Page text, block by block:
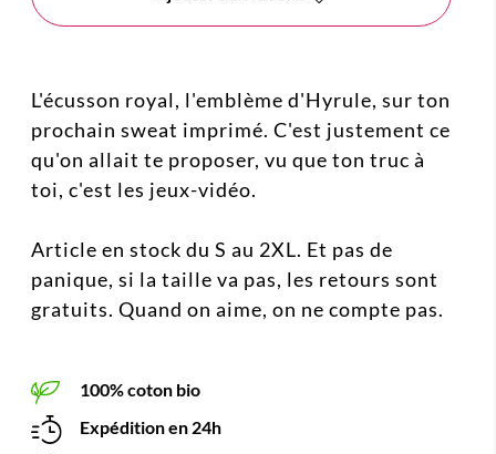
L'écusson royal, l'emblème d'Hyrule, sur ton
prochain sweat imprimé. C'est justement ce
qu'on allait te proposer, vu que ton truc à
toi, c'est les jeux-vidéo.
Article en stock du S au 2XL. Et pas de
panique, si la taille va pas, les retours sont
gratuits. Quand on aime, on ne compte pas.
100% coton bio
Expédition en 24h